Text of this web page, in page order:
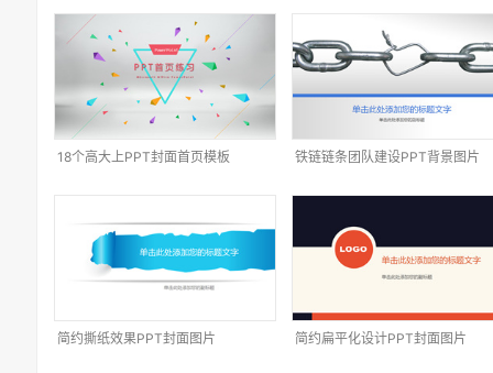
18个高大上PPT封面首页模板 铁链链条团队建设PPT背景图片
简约撕纸效果PPT封面图片 简约扁平化设计PPT封面图片